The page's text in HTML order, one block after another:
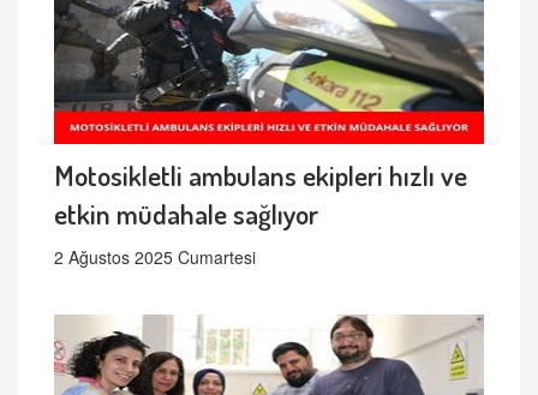
Motosikletli ambulans ekipleri hızlı ve
etkin müdahale sağlıyor
2 Ağustos 2025 Cumartesi